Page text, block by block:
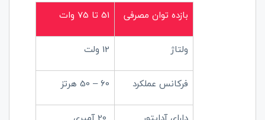
بازده توان مصرفی
51 تا 75 وات
ولتاژ 12 ولت
فرکانس عملکرد 60 – 50 هرتز